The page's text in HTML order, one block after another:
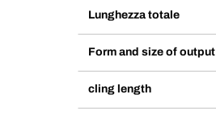
Lunghezza totale
Form and size of output
cling length